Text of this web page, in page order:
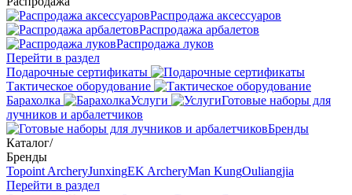
Распродажа аксессуаров
Распродажа арбалетов
Распродажа луков
Перейти в раздел
Подарочные сертификаты
Тактическое оборудование
Барахолка
Услуги
Готовые наборы для
лучников и арбалетчиков
Бренды
Каталог/
Бренды
Topoint ArcheryJunxingEK ArcheryMan KungOuliangjia
Перейти в раздел